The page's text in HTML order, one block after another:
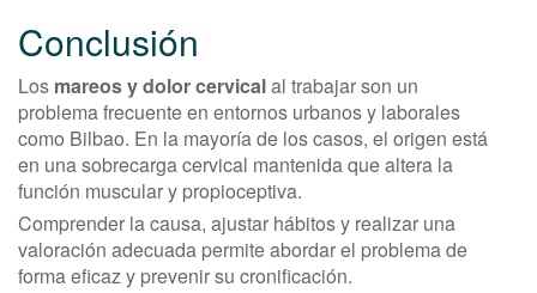
Conclusión
Los mareos y dolor cervicalal trabajar son un
problema frecuente en entornos urbanos y laborales
como Bilbao. En la mayoría de los casos, el origen está
en una sobrecarga cervical mantenida que altera la
función muscular y propioceptiva.
Comprender la causa, ajustar hábitos y realizar una
valoración adecuada permite abordar el problema de
forma eficaz y prevenir su cronificación.